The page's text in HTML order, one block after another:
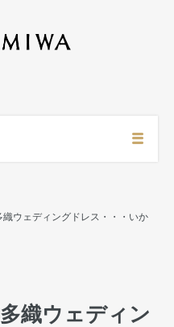
織ウェディングドレス・・・いか
織ウェディン